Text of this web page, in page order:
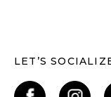
LET’S